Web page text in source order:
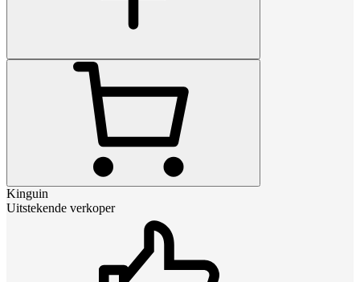
Kinguin
Uitstekende verkoper